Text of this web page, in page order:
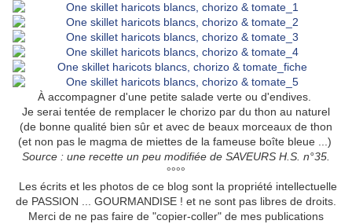
À accompagner d'une petite salade verte ou d'endives.
Je serai tentée de remplacer le chorizo par du thon au naturel
(de bonne qualité bien sûr et avec de beaux morceaux de thon
(et non pas le magma de miettes de la fameuse boîte bleue ...)
Source : une recette un peu modifiée de SAVEURS H.S. n°35.
°°°°
Les écrits et les photos de ce blog sont la propriété intellectuelle
de PASSION ... GOURMANDISE ! et ne sont pas libres de droits.
Merci de ne pas faire de "copier-coller" de mes publications